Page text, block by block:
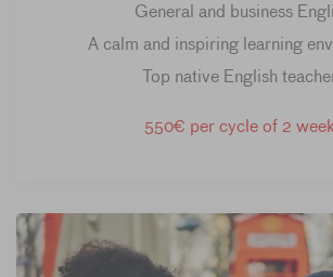
General and business
A calm and inspiring learning
Top native English
550€ per cycle of 2